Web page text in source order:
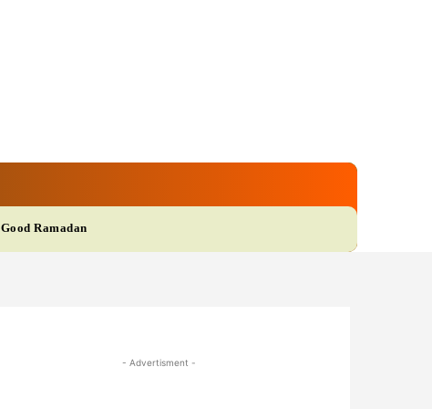
Good Ramadan
- Advertisment -